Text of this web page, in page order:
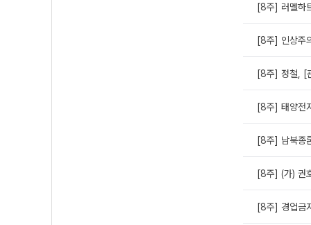
[8주] 러멜하
[8주] 인상주
[8주] 정철, [
[8주] 태양전
[8주] 남북종
[8주] (가) 권
[8주] 경업금